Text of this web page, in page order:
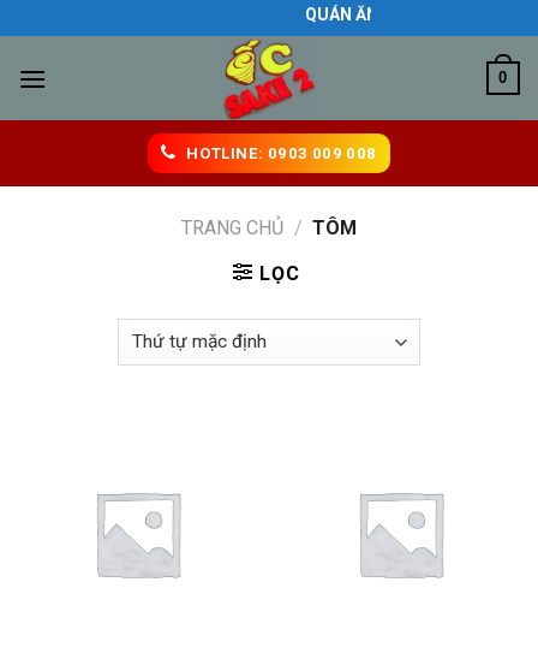
to
content
QUÁN ĂN NGON BIÊN HÒA
0
HOTLINE: 0903 009 008
TRANG CHỦ / TÔM
LỌC